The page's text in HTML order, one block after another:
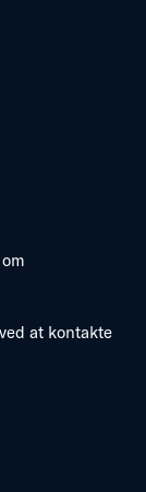
at kontakte